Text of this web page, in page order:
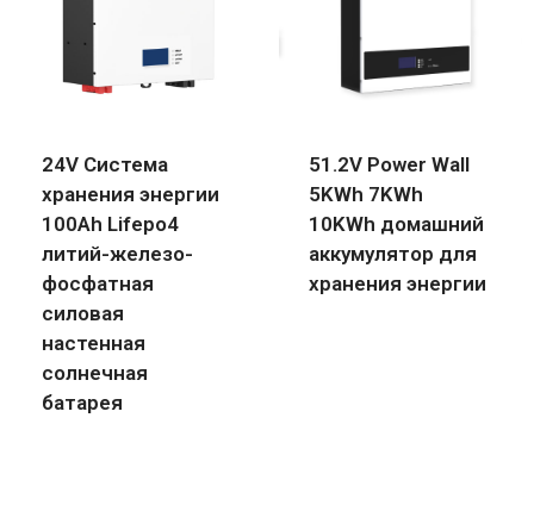
24V Система
хранения энергии
100Ah Lifepo4
литий-железо-
фосфатная
силовая
настенная
солнечная
батарея
51.2V Power Wall
5KWh 7KWh
10KWh домашний
аккумулятор для
хранения энергии